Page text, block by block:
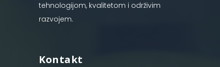
tehnologijom, kvalitetom i održivim
razvojem.
Kontakt